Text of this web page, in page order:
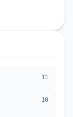
11
10